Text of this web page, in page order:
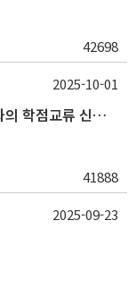
42698
2025학년도 동계 계절학기 국내 타 대학과의 학점교류 신청 안내
41888
2025-10-01
2025-09-23